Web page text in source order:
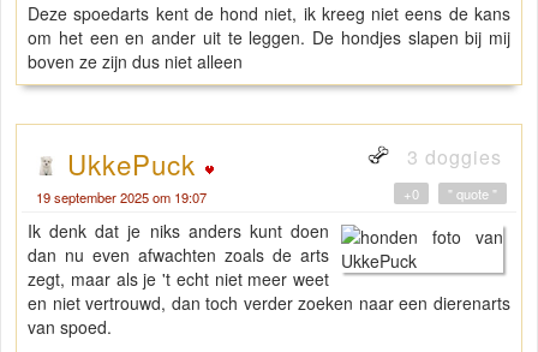
Deze spoedarts kent de hond niet, ik kreeg niet eens de kans
om het een en ander uit te leggen. De hondjes slapen bij mij
boven ze zijn dus niet alleen
UkkePuck 3 doggies
19 september 2025 om 19:07 " quote "
+0
Ik denk dat je niks anders kunt doen
dan nu even afwachten zoals de arts
zegt, maar als je 't echt niet meer weet
en niet vertrouwd, dan toch verder zoeken naar een dierenarts
van spoed.